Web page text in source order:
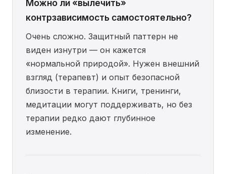
Можно ли «вылечить»
контрзависимость самостоятельно?
Очень сложно. Защитный паттерн не
виден изнутри — он кажется
«нормальной природой». Нужен внешний
взгляд (терапевт) и опыт безопасной
близости в терапии. Книги, тренинги,
медитации могут поддерживать, но без
терапии редко дают глубинное
изменение.